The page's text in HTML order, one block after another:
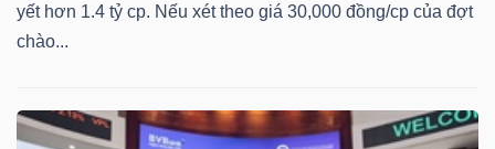
yết hơn 1.4 tỷ cp. Nếu xét theo giá 30,000 đồng/cp của đợt
chào...
TIỆN